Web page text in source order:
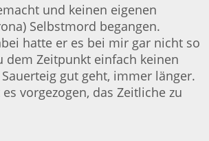
und keinen eigenen
Selbstmord begangen.
hatte er es bei mir gar nicht so
dem Zeitpunkt einfach keinen
gut geht, immer länger.
vorgezogen, das Zeitliche zu